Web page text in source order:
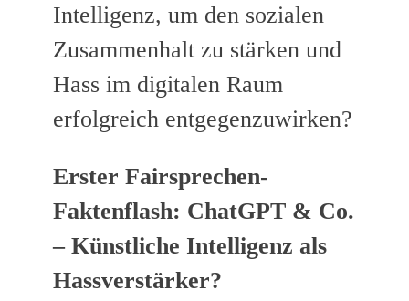
Intelligenz, um den sozialen
Zusammenhalt zu stärken und
Hass im digitalen Raum
erfolgreich entgegenzuwirken?
Erster Fairsprechen-
Faktenflash: ChatGPT & Co.
– Künstliche Intelligenz als
Hassverstärker?